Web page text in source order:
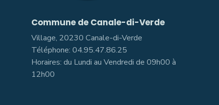
Commune de Canale-di-Verde
Village, 20230 Canale-di-Verde
Téléphone: 04.95.47.86.25
Horaires: du Lundi au Vendredi de 09h00 à
12h00